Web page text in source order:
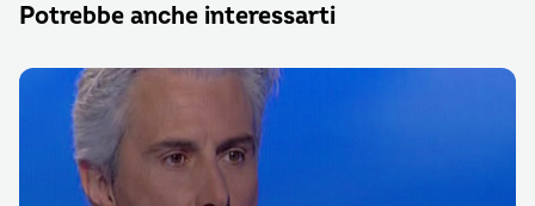
Potrebbe anche interessarti